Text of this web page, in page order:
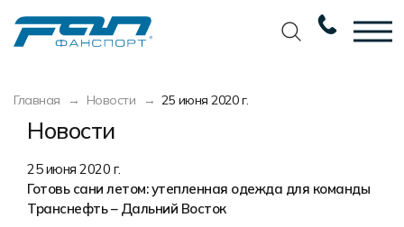
Главная Новости 25 июня 2020 г.
Новости
25 июня 2020 г.
Готовь сани летом: утепленная одежда для команды
Транснефть – Дальний Восток
Футбол
Баскетбол
Волейбол
Новости
Наши награды
Сертификаты
Разработка дизайна
Услуги по пошиву
Экипировка
Разработка дизайна
Требования к макету
Технологии печати